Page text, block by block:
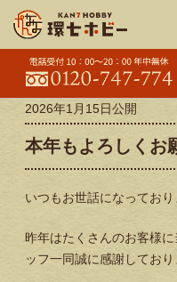
2026年1月15日公開
本年もよろしくお
いつもお世話になっており
昨年はたくさんのお客様
ッフ一同誠に感謝しており